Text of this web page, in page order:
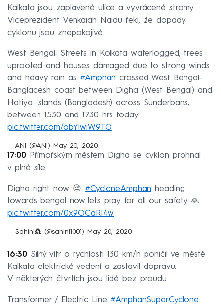
Kalkata jsou zaplavené ulice a vyvrácené stromy.
Viceprezident Venkaiah Naidu řekl, že dopady
cyklonu jsou znepokojivé.
West Bengal: Streets in Kolkata waterlogged, trees
uprooted and houses damaged due to strong winds
and heavy rain as #Amphan crossed West Bengal-
Bangladesh coast between Digha (West Bengal) and
Hatiya Islands (Bangladesh) across Sunderbans,
between 1530 and 1730 hrs today.
pic.twitter.com/obYlwiW9TO
— ANI (@ANI) May 20, 2020
17:00 Přímořským městem Digha se cyklon prohnal
v plné síle.
Digha right now 😔 #CycloneAmphan heading
towards bengal now..lets pray for all our safety 🙏
pic.twitter.com/0x9OCaRI4w
— Sahini👸 (@sahini1001) May 20, 2020
16:30 Silný vítr o rychlosti 130 km/h poničil ve městě
Kalkata elektrické vedení a zastavil dopravu.
V některých čtvrtích jsou lidé bez proudu.
Transformer / Electric Line #AmphanSuperCyclone